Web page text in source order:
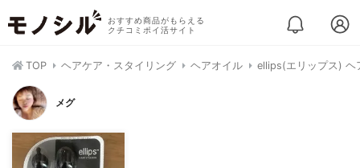
おすすめ商品がもらえる
クチコミポイ活サイト
TOP ヘアケア・スタイリング ヘアオイル ellips(エリップス) ヘ
メグ